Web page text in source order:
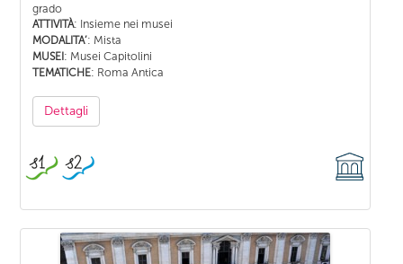
grado
ATTIVITÀ: Insieme nei musei
MODALITA’: Mista
MUSEI: Musei Capitolini
TEMATICHE: Roma Antica
Dettagli